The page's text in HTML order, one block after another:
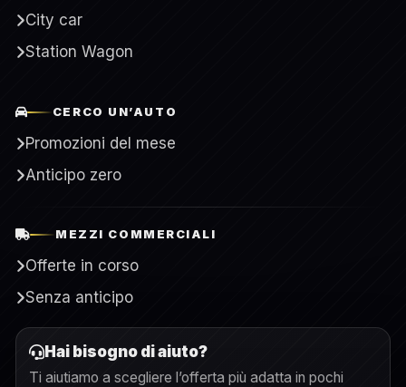
City car
Station Wagon
CERCO UN’AUTO
Promozioni del mese
Anticipo zero
MEZZI COMMERCIALI
Offerte in corso
Senza anticipo
Hai bisogno di aiuto?
Ti aiutiamo a scegliere l’offerta più adatta in pochi